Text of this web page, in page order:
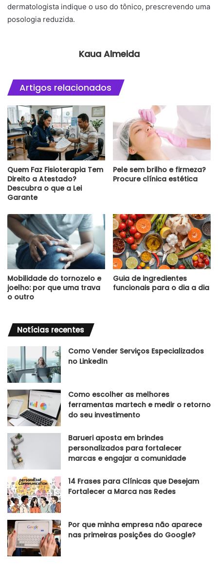
dermatologista indique o uso do tônico, prescrevendo uma
posologia reduzida.
Kaua Almeida
Artigos relacionados
Quem Faz Fisioterapia Tem
Direito a Atestado?
Descubra o que a Lei
Garante
Pele sem brilho e firmeza?
Procure clínica estética
Mobilidade do tornozelo e
joelho: por que uma trava
o outro
Guia de ingredientes
funcionais para o dia a dia
Notícias recentes
Como Vender Serviços Especializados
no LinkedIn
Como escolher as melhores
ferramentas martech e medir o retorno
do seu investimento
Barueri aposta em brindes
personalizados para fortalecer
marcas e engajar a comunidade
14 Frases para Clínicas que Desejam
Fortalecer a Marca nas Redes
Por que minha empresa não aparece
nas primeiras posições do Google?